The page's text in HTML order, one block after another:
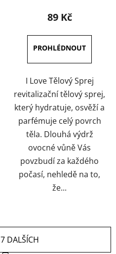
89 Kč
I Love Tělový Sprej
revitalizační tělový sprej,
který hydratuje, osvěží a
parfémuje celý povrch
těla. Dlouhá výdrž
ovocné vůně Vás
povzbudí za každého
počasí, nehledě na to,
že...
DALŠÍCH